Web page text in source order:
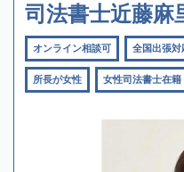
司法書士近藤麻
オンライン相談可 全国出張対
所長が女性 女性司法書士在籍